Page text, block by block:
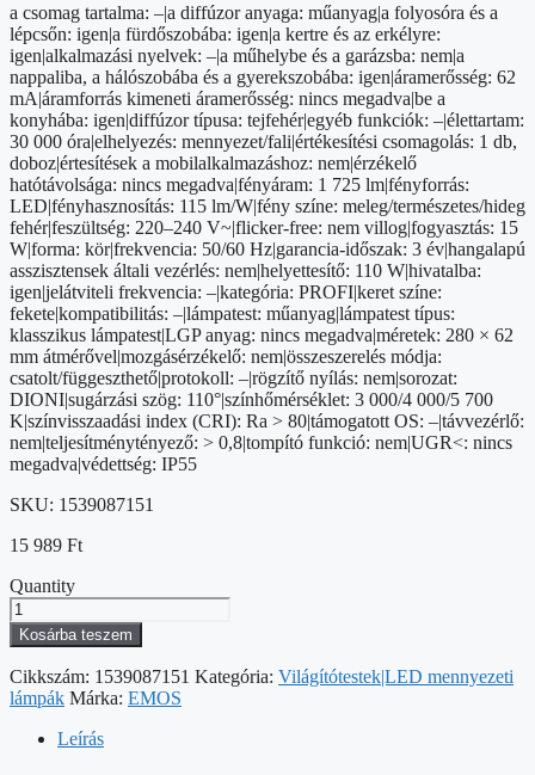
a csomag tartalma: –|a diffúzor anyaga: műanyag|a folyosóra és a
lépcsőn: igen|a fürdőszobába: igen|a kertre és az erkélyre:
igen|alkalmazási nyelvek: –|a műhelybe és a garázsba: nem|a
nappaliba, a hálószobába és a gyerekszobába: igen|áramerősség: 62
mA|áramforrás kimeneti áramerősség: nincs megadva|be a
konyhába: igen|diffúzor típusa: tejfehér|egyéb funkciók: –|élettartam:
30 000 óra|elhelyezés: mennyezet/fali|értékesítési csomagolás: 1 db,
doboz|értesítések a mobilalkalmazáshoz: nem|érzékelő
hatótávolsága: nincs megadva|fényáram: 1 725 lm|fényforrás:
LED|fényhasznosítás: 115 lm/W|fény színe: meleg/természetes/hideg
fehér|feszültség: 220–240 V~|flicker-free: nem villog|fogyasztás: 15
W|forma: kör|frekvencia: 50/60 Hz|garancia-időszak: 3 év|hangalapú
asszisztensek általi vezérlés: nem|helyettesítő: 110 W|hivatalba:
igen|jelátviteli frekvencia: –|kategória: PROFI|keret színe:
fekete|kompatibilitás: –|lámpatest: műanyag|lámpatest típus:
klasszikus lámpatest|LGP anyag: nincs megadva|méretek: 280 × 62
mm átmérővel|mozgásérzékelő: nem|összeszerelés módja:
csatolt/függeszthető|protokoll: –|rögzítő nyílás: nem|sorozat:
DIONI|sugárzási szög: 110°|színhőmérséklet: 3 000/4 000/5 700
K|színvisszaadási index (CRI): Ra > 80|támogatott OS: –|távvezérlő:
nem|teljesítménytényező: > 0,8|tompító funkció: nem|UGR<: nincs
megadva|védettség: IP55
SKU: 1539087151
15 989 Ft
Quantity
LED-
es
felületi
lámpatest
DIONI
kerek,
fekete,
Kosárba teszem
Cikkszám: 1539087151 Kategória: Világítótestek|LED mennyezeti
lámpák Márka: EMOS
Leírás